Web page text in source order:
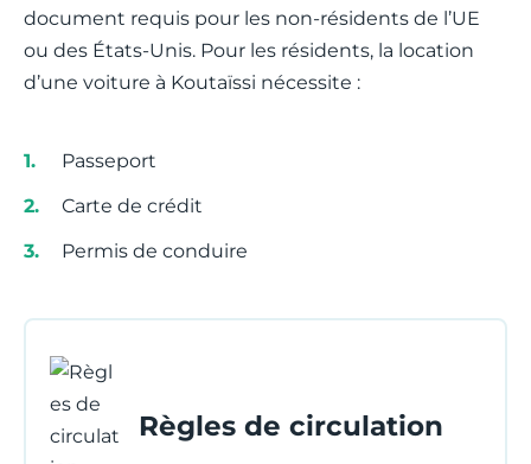
document requis pour les non-résidents de l’UE
ou des États-Unis. Pour les résidents, la location
d’une voiture à Koutaïssi nécessite :
Passeport
Carte de crédit
Permis de conduire
Règles de circulation